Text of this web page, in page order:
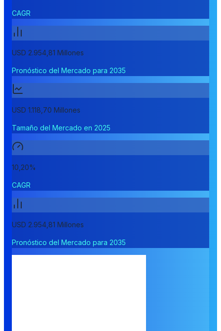
CAGR
USD 2.954,81 Millones
Pronóstico del Mercado para 2035
USD 1.118,70 Millones
Tamaño del Mercado en 2025
10,20%
CAGR
USD 2.954,81 Millones
Pronóstico del Mercado para 2035